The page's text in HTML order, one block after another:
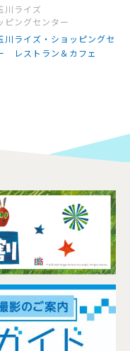
川ライズ
ピングセンター
川ライズ・ショッピングセ
レストラン＆カフェ